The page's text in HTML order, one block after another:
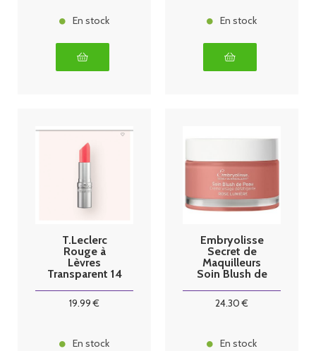
En stock En stock
T.Leclerc
Rouge à
Lèvres
Transparent 14
19.99 €
En stock
Embryolisse
Secret de
Maquilleurs
Soin Blush de
24.30 €
En stock